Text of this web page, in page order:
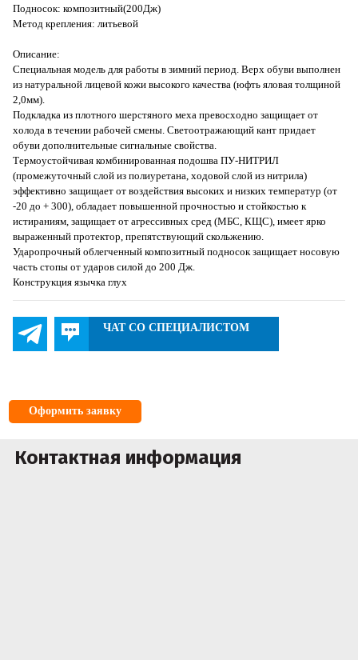
Подносок: композитный(200Дж)
Метод крепления: литьевой
Описание:
Специальная модель для работы в зимний период. Верх обуви выполнен
из натуральной лицевой кожи высокого качества (юфть яловая толщиной
2,0мм).
Подкладка из плотного шерстяного меха превосходно защищает от
холода в течении рабочей смены. Светоотражающий кант придает
обуви дополнительные сигнальные свойства.
Термоустойчивая комбинированная подошва ПУ-НИТРИЛ
(промежуточный слой из полиуретана, ходовой слой из нитрила)
эффективно защищает от воздействия высоких и низких температур (от
-20 до + 300), обладает повышенной прочностью и стойкостью к
истираниям, защищает от агрессивных сред (МБС, КЩС), имеет ярко
выраженный протектор, препятствующий скольжению.
Ударопрочный облегченный композитный подносок защищает носовую
часть стопы от ударов силой до 200 Дж.
Конструкция язычка глух
ЧАТ СО СПЕЦИАЛИСТОМ
Оформить заявку
Контактная информация